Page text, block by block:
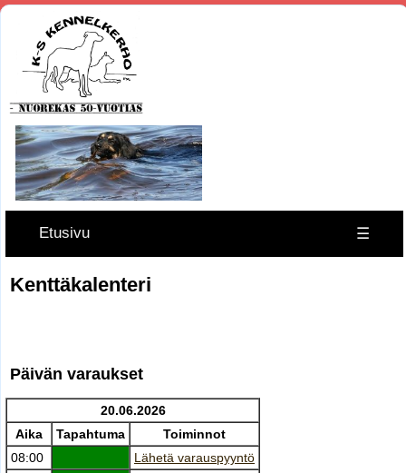
Etusivu ☰
Kenttäkalenteri
Päivän varaukset
20.06.2026
Aika
Tapahtuma
Toiminnot
08:00
Lähetä varauspyyntö